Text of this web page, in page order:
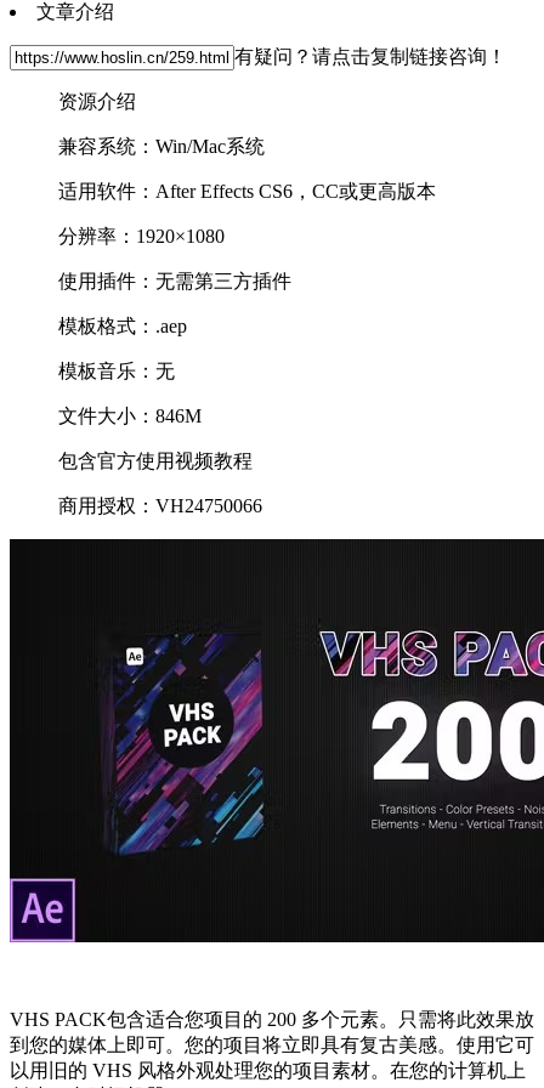
文章介绍
有疑问？请点击复制链接咨询！
资源介绍
兼容系统：Win/Mac系统
适用软件：After Effects CS6，CC或更高版本
分辨率：1920×1080
使用插件：无需第三方插件
模板格式：.aep
模板音乐：无
文件大小：846M
包含官方使用视频教程
商用授权：VH24750066
VHS PACK包含适合您项目的 200 多个元素。只需将此效果放
到您的媒体上即可。您的项目将立即具有复古美感。使用它可
以用旧的 VHS 风格外观处理您的项目素材。在您的计算机上